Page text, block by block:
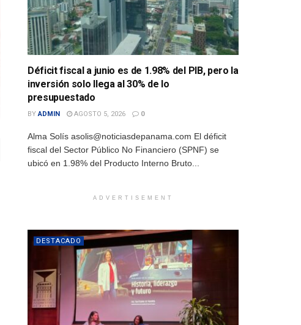
Déficit fiscal a junio es de 1.98% del PIB, pero la
inversión solo llega al 30% de lo
presupuestado
BY ADMIN AGOSTO 5, 2026 0
Alma Solís asolis@noticiasdepanama.com El déficit
fiscal del Sector Público No Financiero (SPNF) se
ubicó en 1.98% del Producto Interno Bruto...
ADVERTISEMENT
DESTACADO